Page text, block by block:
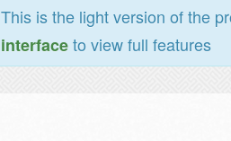
This is the light version of the
interfaceto view full features